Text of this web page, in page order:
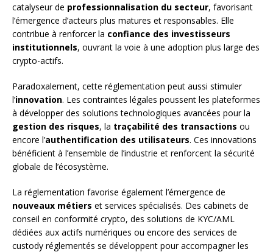
catalyseur de professionnalisation du secteur, favorisant
l’émergence d’acteurs plus matures et responsables. Elle
contribue à renforcer la confiance des investisseurs
institutionnels, ouvrant la voie à une adoption plus large des
crypto-actifs.
Paradoxalement, cette réglementation peut aussi stimuler
l’innovation. Les contraintes légales poussent les plateformes
à développer des solutions technologiques avancées pour la
gestion des risques, la traçabilité des transactions ou
encore l’authentification des utilisateurs. Ces innovations
bénéficient à l’ensemble de l’industrie et renforcent la sécurité
globale de l’écosystème.
La réglementation favorise également l’émergence de
nouveaux métiers et services spécialisés. Des cabinets de
conseil en conformité crypto, des solutions de KYC/AML
dédiées aux actifs numériques ou encore des services de
custody réglementés se développent pour accompagner les